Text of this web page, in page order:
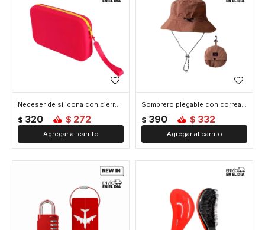
Neceser de silicona con cierre - 21x12x3cm - Rojo
$ 320 $ 272
Sombrero plegable con correa ajustable y bolsa desmontable - Rojo
$ 390 $ 332